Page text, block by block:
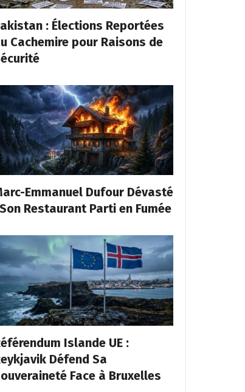
: Élections Reportées
Cachemire pour Raisons de
Emmanuel Dufour Dévasté
Restaurant Parti en Fumée
Islande UE :
Défend Sa
Face à Bruxelles